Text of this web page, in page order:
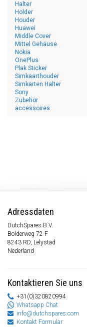
Halter
Holder
Houder
Huawei
Middle Cover
Mittel Gehäuse
Nokia
OnePlus
Plak Sticker
Simkaarthouder
Simkarten Halter
Sony
Zubehör
accessoires
Adressdaten
DutchSpares B.V.
Bolderweg 72 F
8243 RD, Lelystad
Nederland
Kontaktieren Sie uns
+31(0)320820994
Whatsapp Chat
info@dutchspares.com
Kontakt Formular